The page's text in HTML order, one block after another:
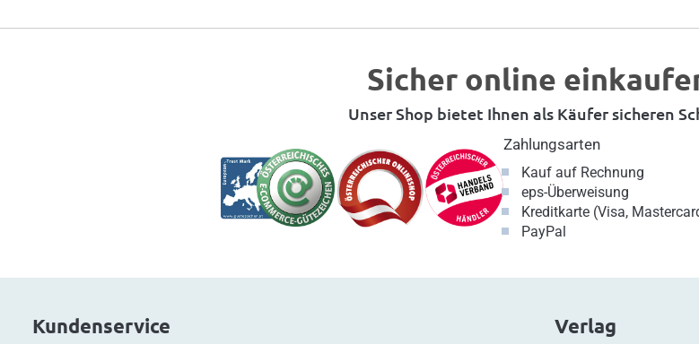
Sicher online
Unser Shop bietet Ihnen als Käufer sicheren
Zahlungsarten
Kauf auf Rechnung
eps-Überweisung
Kreditkarte (Visa,
PayPal
Kundenservice Verlag